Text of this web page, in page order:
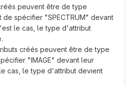
peuvent être de type
de spécifier "SPECTRUM" devant
le cas, le type d'attribut
créés peuvent être de type
"IMAGE" devant leur
cas, le type d'attribut devient